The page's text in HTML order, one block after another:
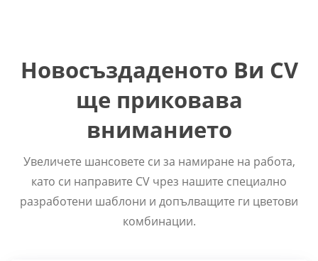
Новосъздаденото Ви CV
ще приковава
вниманието
Увеличете шансовете си за намиране на работа,
като си направите CV чрез нашите специално
разработени шаблони и допълващите ги цветови
комбинации.